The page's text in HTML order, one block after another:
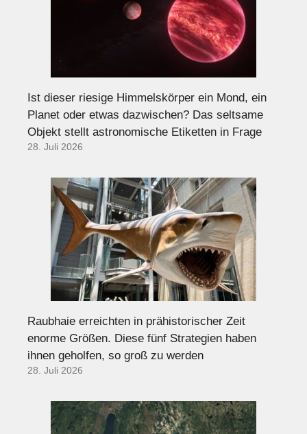
Ist dieser riesige Himmelskörper ein Mond, ein
Planet oder etwas dazwischen? Das seltsame
Objekt stellt astronomische Etiketten in Frage
28. Juli 2026
Raubhaie erreichten in prähistorischer Zeit
enorme Größen. Diese fünf Strategien haben
ihnen geholfen, so groß zu werden
28. Juli 2026